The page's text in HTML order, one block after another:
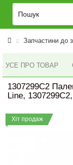
Запчастини до
УСЕ ПРО ТОВАР
1307299C2
Line,
Хіт продаж